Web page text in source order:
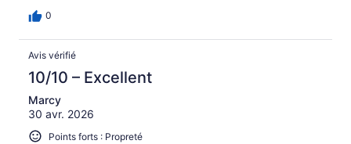
0
Avis vérifié
10/10 – Excellent
Marcy
30 avr. 2026
Points forts : Propreté